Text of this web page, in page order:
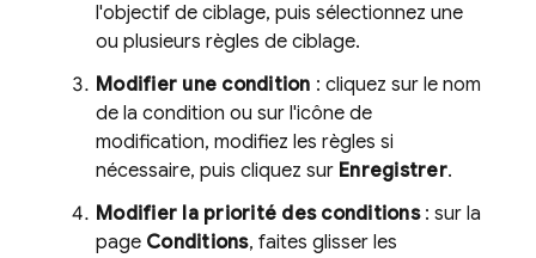
l'objectif de ciblage, puis sélectionnez une
ou plusieurs règles de ciblage.
Modifier une condition : cliquez sur le nom
de la condition ou sur l'icône de
modification, modifiez les règles si
nécessaire, puis cliquez sur Enregistrer.
Modifier la priorité des conditions: sur la
page Conditions, faites glisser les